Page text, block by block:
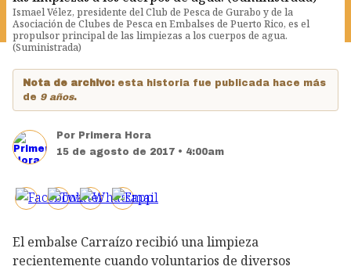
Ismael Vélez, presidente del Club de Pesca de Gurabo y de la
Asociación de Clubes de Pesca en Embalses de Puerto Rico, es el
propulsor principal de las limpiezas a los cuerpos de agua.
(Suministrada)
Nota de archivo: esta historia fue publicada hace más
de 9 años.
Por Primera Hora
15 de agosto de 2017 • 4:00am
El embalse Carraízo recibió una limpieza
recientemente cuando voluntarios de diversos